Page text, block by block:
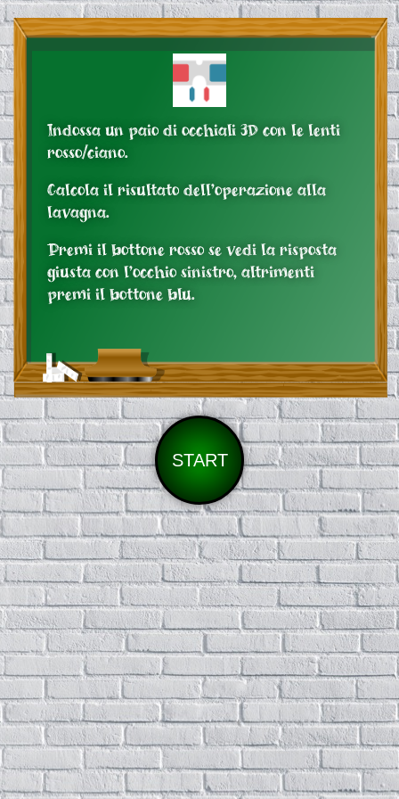
Indossa un paio di occhiali 3D con le lenti
rosso/ciano.
Calcola il risultato dell’operazione alla
lavagna.
Premi il bottone rosso se vedi la risposta
giusta con l’occhio sinistro, altrimenti
premi il bottone blu.
START